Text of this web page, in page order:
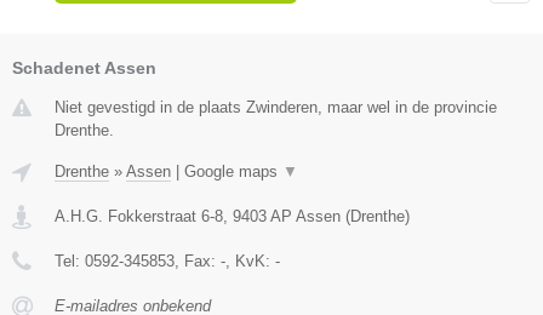
Schadenet Assen
Niet gevestigd in de plaats Zwinderen, maar wel in de provincie
Drenthe.
Drenthe » Assen Google maps ▼
A.H.G. Fokkerstraat 6-8, 9403 AP Assen (Drenthe)
Tel: 0592-345853, Fax: -, KvK: -
E-mailadres onbekend